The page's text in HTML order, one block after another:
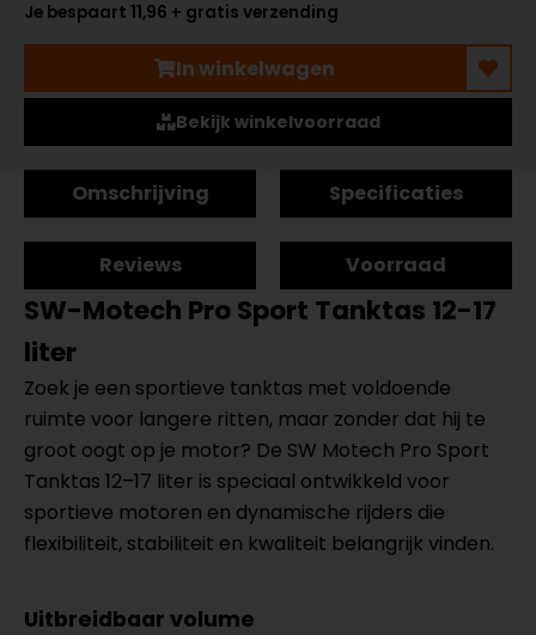
Je bespaart 11,96 + gratis verzending
In winkelwagen
Bekijk winkelvoorraad
Omschrijving Specificaties
Reviews Voorraad
SW-Motech Pro Sport Tanktas 12-17
liter
Zoek je een sportieve tanktas met voldoende
ruimte voor langere ritten, maar zonder dat hij te
groot oogt op je motor? De SW Motech Pro Sport
Tanktas 12–17 liter is speciaal ontwikkeld voor
sportieve motoren en dynamische rijders die
flexibiliteit, stabiliteit en kwaliteit belangrijk vinden.
Uitbreidbaar volume